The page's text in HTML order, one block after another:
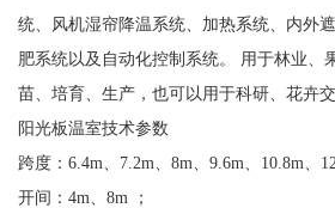
统、风机湿帘降温系统、加热系统、内外
肥系统以及自动化控制系统。 用于林业、
苗、培育、生产，也可以用于科研、花卉
阳光板温室技术参数
跨度：6.4m、7.2m、8m、9.6m、10.8m、
开间：4m、8m ；